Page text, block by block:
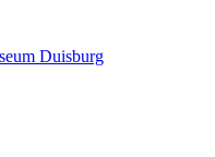
Duisburg